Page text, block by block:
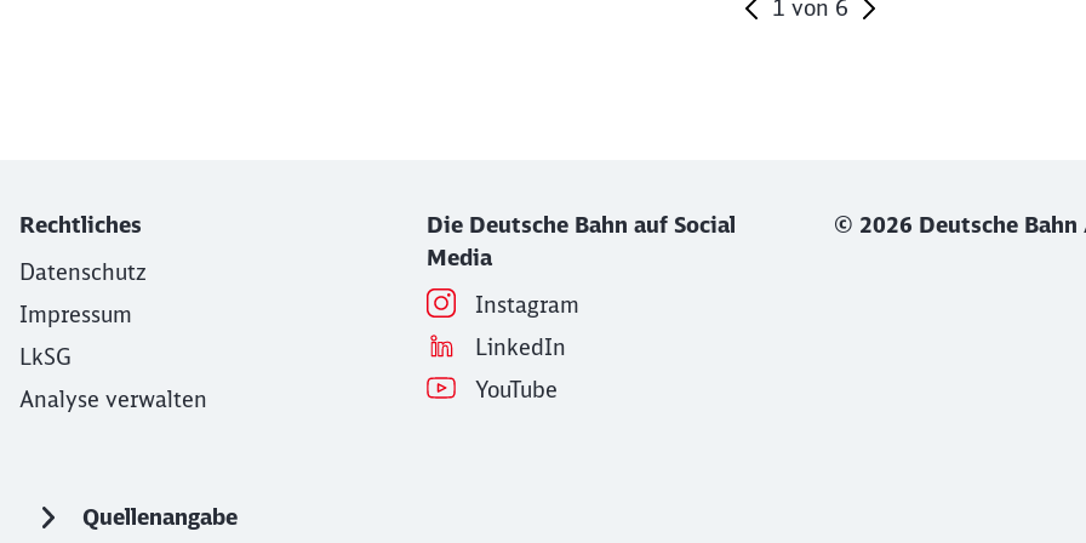
1 von 6
Rechtliches
Datenschutz
Impressum
LkSG
Analyse verwalten
Die Deutsche Bahn auf Social
Media
Instagram
LinkedIn
YouTube
© 2026 Deutsche Bahn
Quellenangabe